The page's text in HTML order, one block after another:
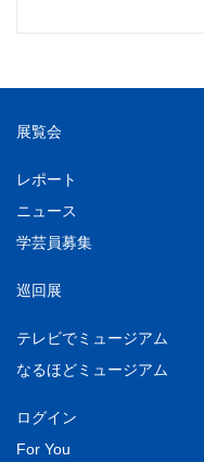
展覧会
レポート
ニュース
学芸員募集
巡回展
テレビでミュージアム
なるほどミュージアム
ログイン
For You